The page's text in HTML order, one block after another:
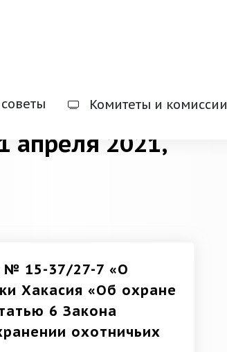
Комитеты и комиссии
апреля 2021,
№ 15-37/27-7 «О
Хакасия «Об охране
6 Закона
охотничьих